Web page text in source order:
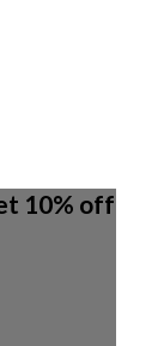
10% off